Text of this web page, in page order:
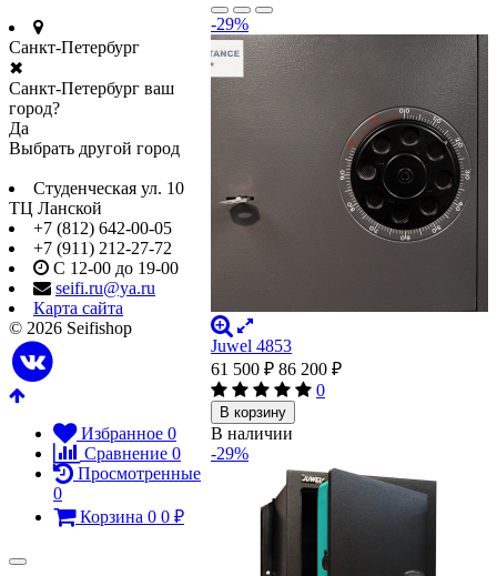
-29%
Juwel 4853
61 500 ₽ 86 200 ₽
0
В корзину
В наличии
-29%
Санкт-Петербург
✖
Санкт-Петербург ваш
город?
Да
Выбрать другой город
Студенческая ул. 10
ТЦ Ланской
+7 (812) 642-00-05
+7 (911) 212-27-72
С 12-00 до 19-00
seifi.ru@ya.ru
Карта сайта
© 2026 Seifishop
Избранное 0
Сравнение 0
Просмотренные
0
Корзина 0 0 ₽